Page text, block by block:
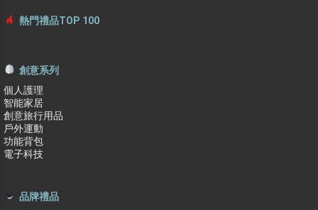
熱門禮品TOP 100
創意系列
個人護理
智能家居
創意旅行用品
戶外運動
功能背包
電子科技
品牌禮品